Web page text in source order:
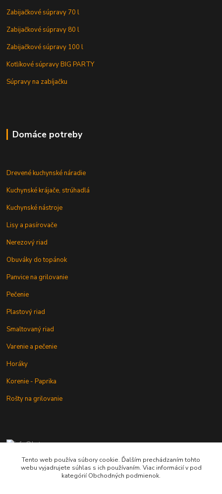
Zabijačkové súpravy 70 l
Zabijačkové súpravy 80 l
Zabijačkové súpravy 100 l
Kotlíkové súpravy BIG PARTY
Súpravy na zabíjačku
Domáce potreby
Drevené kuchynské náradie
Kuchynské krájače, strúhadlá
Kuchynské nástroje
Lisy a pasírovače
Nerezový riad
Obuváky do topánok
Panvice na grilovanie
Pečenie
Plastový riad
Smaltovaný riad
Varenie a pečenie
Horáky
Korenie - Paprika
Rošty na grilovanie
+421 902 212 007
od 8:00 - do 16:00 hod
Tento web používa súbory cookie. Ďalším prechádzaním tohto
webu vyjadrujete súhlas s ich používaním. Viac informácií v pod
kategórií Obchodných podmienok.